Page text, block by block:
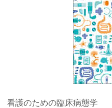
看護のための臨床病態学